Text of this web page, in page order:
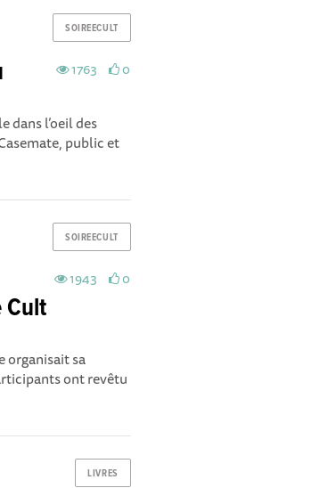
SOIREECULT
1763 0
dans l’oeil des
public et
SOIREECULT
1943 0
Cult
organisait sa
ont revêtu
LIVRES